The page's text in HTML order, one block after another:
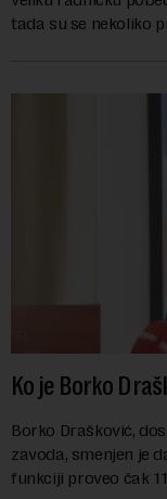
tada su se nekoliko
Ko je Borko
Borko Drašković,
zavoda, smenjen je
funkciji proveo čak